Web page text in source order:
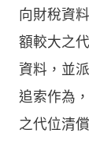
向財稅資
額較大之
資料，並
追索作為
之代位清